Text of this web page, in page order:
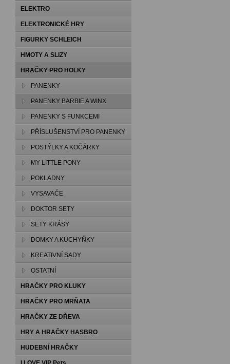
ELEKTRO
ELEKTRONICKÉ HRY
FIGURKY SCHLEICH
HMOTY A SLIZY
HRAČKY PRO HOLKY
PANENKY
PANENKY BARBIE A WINX
PANENKY S FUNKCEMI
PŘÍSLUŠENSTVÍ PRO PANENKY
POSTÝLKY A KOČÁRKY
MY LITTLE PONY
POKLADNY
VYSAVAČE
DOKTOR SETY
SETY KRÁSY
DOMKY A KUCHYŇKY
KREATIVNÍ SADY
OSTATNÍ
HRAČKY PRO KLUKY
HRAČKY PRO MRŇATA
HRAČKY ZE DŘEVA
HRY A HRAČKY HASBRO
HUDEBNÍ HRAČKY